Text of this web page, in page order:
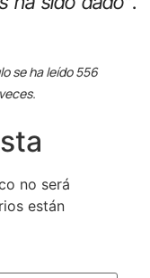
se ha leído 556
veces.
no será
están